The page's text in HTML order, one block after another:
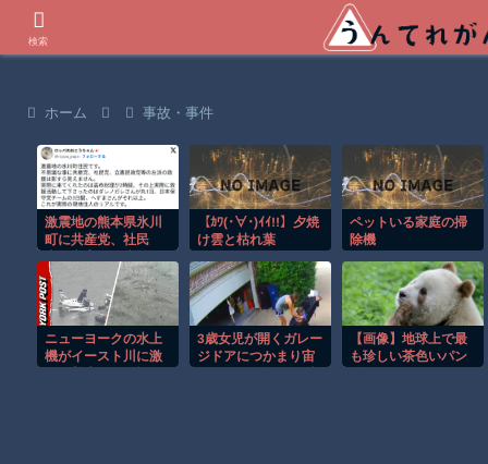
ホーム 事故・事件
激震地の熊本県氷川
町に共産党、社民
左派の救援は影すら
見えず。住民苦言
【ｶﾜ(･∀･)ｲｲ!!】夕焼
け雲と枯れ葉
ペットいる家庭の掃
除機
ニューヨークの水上
機がイースト川に激
3歳女児が開くガレー
ジドアにつかまり宙
【画像】地球上で最
も珍しい茶色いパン
検索